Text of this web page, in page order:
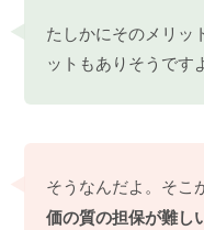
たしかにそのメリッ
ットもありそうです
そうなんだよ。そこ
価の質の担保が難し